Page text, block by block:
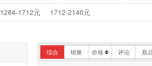
首成食品 Friloi
1284-1712元 1712-2140元
综合 销量 价格 评论 新